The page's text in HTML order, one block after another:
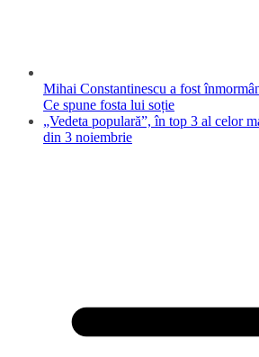
Mihai Constantinescu a fost
Ce spune fosta lui soție
„Vedeta populară”, în top 3 al celor
din 3 noiembrie